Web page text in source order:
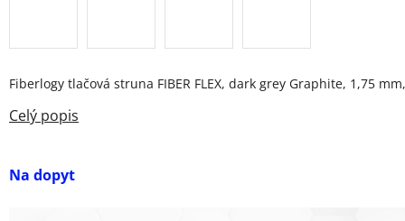
Na dopyt
Fiberlogy tlačová struna FIBER FLEX, dark grey Graphite, 1,75